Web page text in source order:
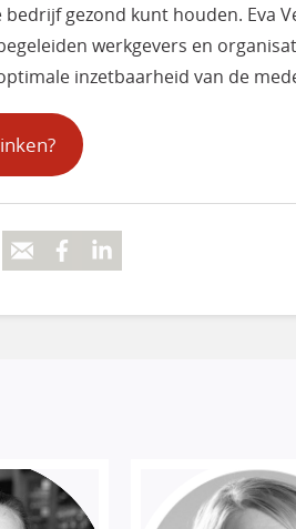
bedrijf gezond kunt houden. Eva
werkgevers en
inzetbaarheid van de